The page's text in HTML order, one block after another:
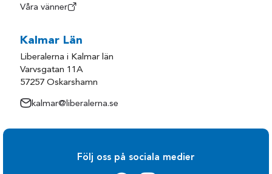
Våra vänner
Kalmar Län
Liberalerna i Kalmar län
Varvsgatan 11A
57257 Oskarshamn
kalmar@liberalerna.se
Följ oss på sociala medier